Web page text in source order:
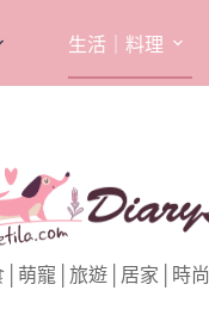
生活｜料理
│萌寵│旅遊│居家│時尚